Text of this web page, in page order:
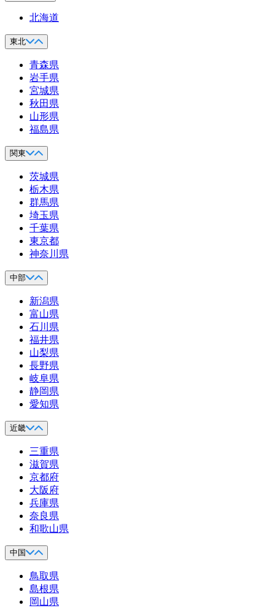
北海道
東北
青森県
岩手県
宮城県
秋田県
山形県
福島県
関東
茨城県
栃木県
群馬県
埼玉県
千葉県
東京都
神奈川県
中部
新潟県
富山県
石川県
福井県
山梨県
長野県
岐阜県
静岡県
愛知県
近畿
三重県
滋賀県
京都府
大阪府
兵庫県
奈良県
和歌山県
中国
鳥取県
島根県
岡山県